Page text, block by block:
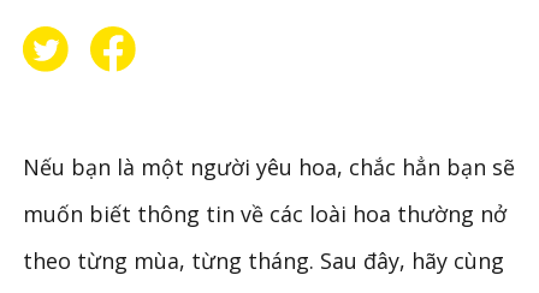
Nếu bạn là một người yêu hoa, chắc hẳn bạn sẽ
muốn biết thông tin về các loài hoa thường nở
theo từng mùa, từng tháng. Sau đây, hãy cùng